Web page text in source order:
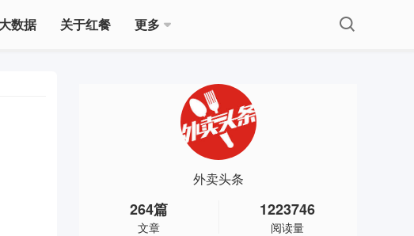
数据 关于红餐 更多
外卖头条
264篇
文章
1223746
阅读量